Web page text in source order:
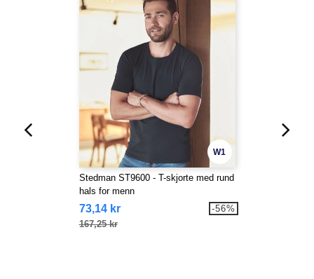
W1
Stedman ST9600 - T-skjorte med rund
hals for menn
73,14 kr
167,25 kr
-56%